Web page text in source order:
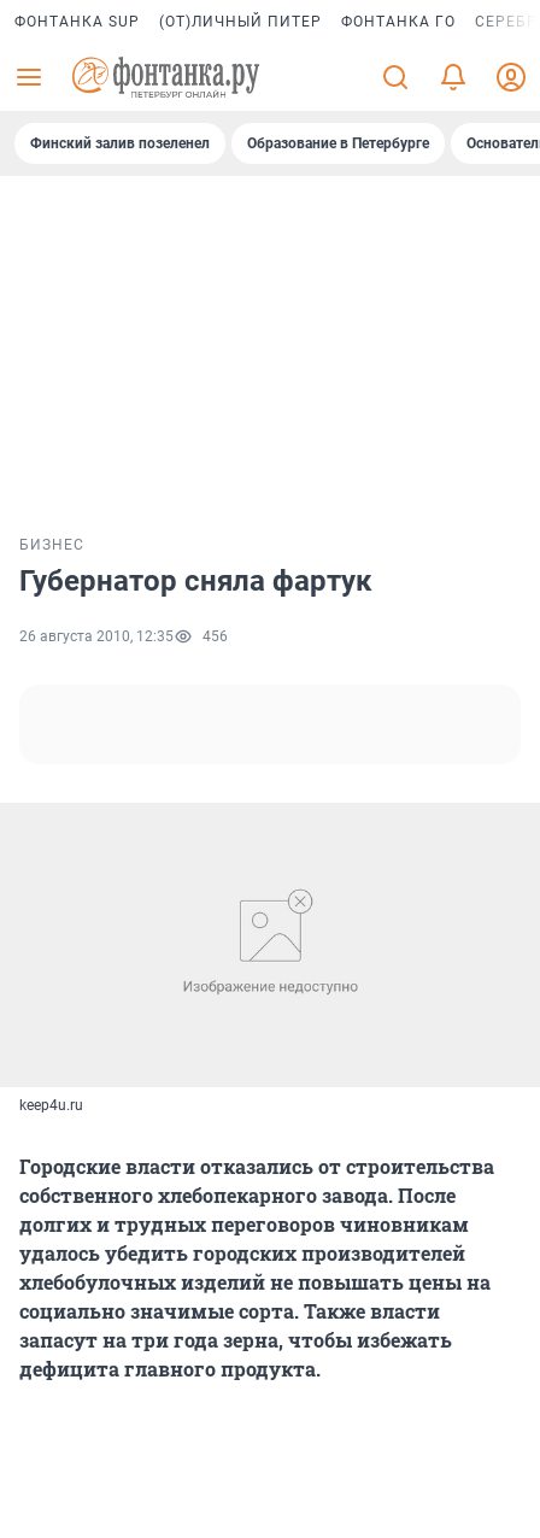
ФОНТАНКА SUP (ОТ)ЛИЧНЫЙ ПИТЕР ФОНТАНКА ГО
Финский залив позеленел Образование в Петербурге
БИЗНЕС
Губернатор сняла фартук
26 августа 2010, 12:35 456
keep4u.ru
Городские власти отказались от строительства
собственного хлебопекарного завода. После
долгих и трудных переговоров чиновникам
удалось убедить городских производителей
хлебобулочных изделий не повышать цены на
социально значимые сорта. Также власти
запасут на три года зерна, чтобы избежать
дефицита главного продукта.